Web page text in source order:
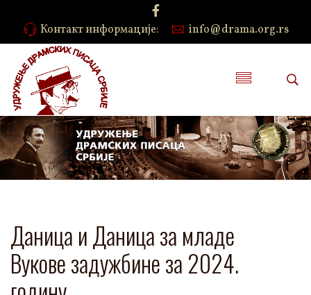
Контакт информације: info@drama.org.rs
Даница и Даница за младе
Вукове задужбине за 2024.